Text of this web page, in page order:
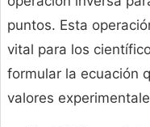
puntos. Esta
vital para los
formular la ecuación
valores